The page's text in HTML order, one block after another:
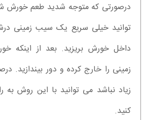
درصورتی که متوجه شدید طعم خورش
توانید خیلی سریع یک سیب زمینی
داخل خورش بریزید. بعد از اینکه
زمینی را خارج کرده و دور بیندازید.
زیاد نباشد می توانید با این روش
کنید.